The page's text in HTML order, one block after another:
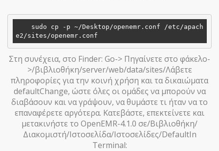
    sudo cp -p ~
/Desktop/openemr.conf /etc/apach
Στη συνέχεια, στο Finder: Go-> Πηγαίνετε στο φάκελο-
>/βιβλιοθήκη/server/web/data/sites/Λάβετε
πληροφορίες για την κοινή χρήση και τα δικαιώματα
defaultChange, ώστε όλες οι ομάδες να μπορούν να
διαβάσουν και να γράψουν, να θυμάστε τι ήταν να το
επαναφέρετε αργότερα. Κατεβάστε, επεκτείνετε και
μετακινήστε το OpenEMR-4.1.0 σε/Βιβλιοθήκη/
Διακομιστή/Ιστοσελίδα/Ιστοσελίδες/DefaultIn
Terminal: